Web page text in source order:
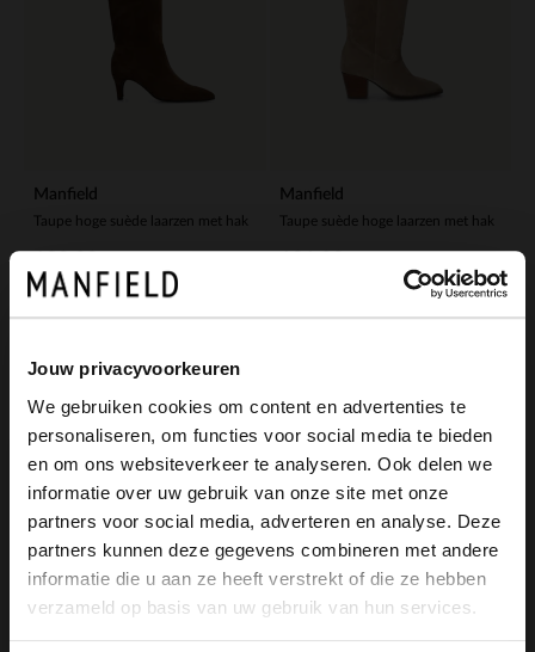
Jouw privacyvoorkeuren
We gebruiken cookies om content en advertenties te
personaliseren, om functies voor social media te bieden
en om ons websiteverkeer te analyseren. Ook delen we
informatie over uw gebruik van onze site met onze
partners voor social media, adverteren en analyse. Deze
partners kunnen deze gegevens combineren met andere
informatie die u aan ze heeft verstrekt of die ze hebben
verzameld op basis van uw gebruik van hun services.
Manfield
Taupe hoge suède laarzen met hak
Manfield
Taupe suède hoge laarzen met hak
De My Manfield
voordelen wachten
op je.
×
View this website in English?
It looks like your language isn't Dutch. Would
you like to switch to English?